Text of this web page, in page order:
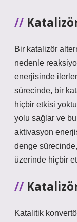
Bir katalizör
nedenle
enerjisinde
sürecinde, bir
hiçbir etkisi
yolu sağlar ve
aktivasyon
denge
üzerinde hiçbir
Katalitik